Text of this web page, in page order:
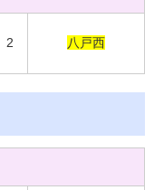
2 八戸西